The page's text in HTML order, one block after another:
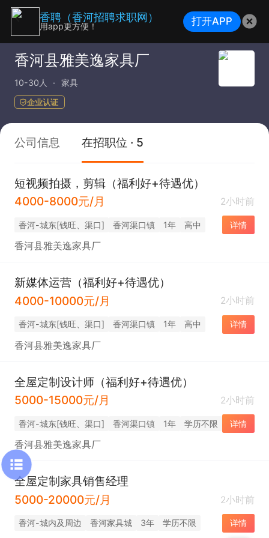
香河县雅美逸家具厂
10-30人 家具
企业认证
公司信息 在招职位 · 5
短视频拍摄，剪辑（福利好+待遇优）
4000-8000元/月
2小时前
香河-城东[钱旺、渠口] 香河渠口镇 1年 高中 详情
香河县雅美逸家具厂
新媒体运营（福利好+待遇优）
4000-10000元/月
2小时前
香河-城东[钱旺、渠口] 香河渠口镇 1年 高中 详情
香河县雅美逸家具厂
全屋定制设计师（福利好+待遇优）
5000-15000元/月
2小时前
香河-城东[钱旺、渠口] 香河渠口镇 1年 学历不限 详情
香河县雅美逸家具厂
全屋定制家具销售经理
5000-20000元/月
2小时前
香河-城内及周边 香河家具城 3年 学历不限 详情
香聘（香河招聘求职网）
用app更方便！ 打开APP